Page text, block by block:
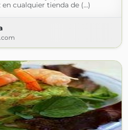
cualquier tienda de (...)